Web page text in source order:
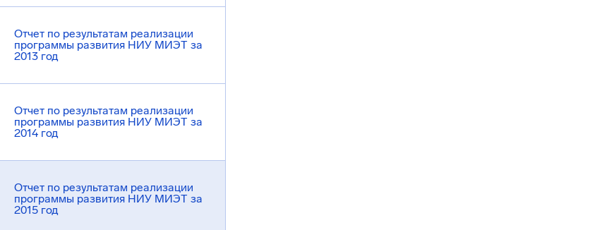
Отчет по результатам реализации
программы развития НИУ МИЭТ за
2013 год
Отчет по результатам реализации
программы развития НИУ МИЭТ за
2014 год
Отчет по результатам реализации
программы развития НИУ МИЭТ за
2015 год